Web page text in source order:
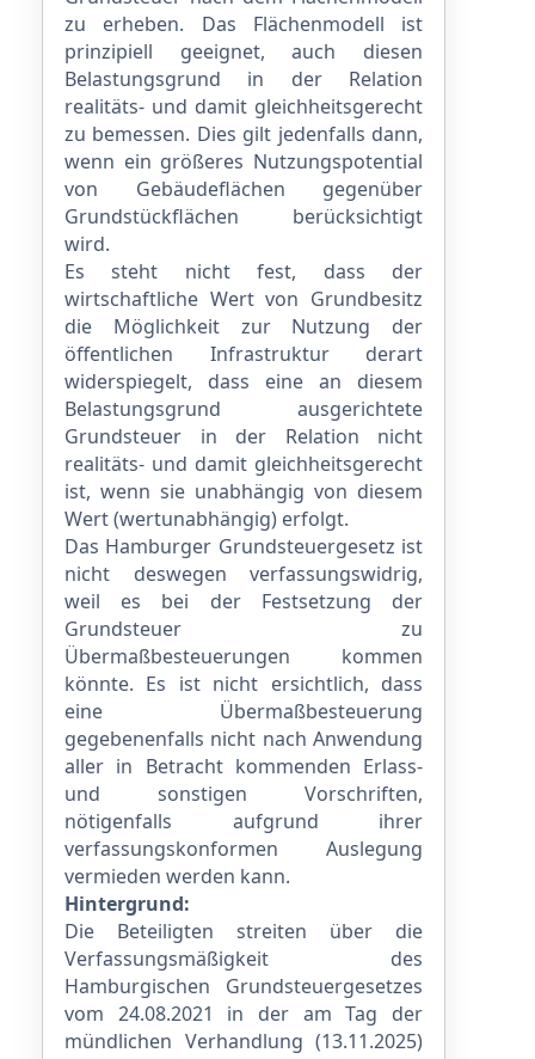
zu erheben. Das Flächenmodell ist
prinzipiell geeignet, auch diesen
Belastungsgrund in der Relation
realitäts- und damit gleichheitsgerecht
zu be­messen. Dies gilt jedenfalls dann,
wenn ein größeres Nutzungspotential
von Gebäudeflächen gegenüber
Grundstückflächen berücksichtigt
wird.
Es steht nicht fest, dass der
wirtschaftliche Wert von Grundbesitz
die Möglichkeit zur Nutzung der
öffentlichen Infrastruktur derart
widerspiegelt, dass eine an diesem
Belastungsgrund ausgerichtete
Grundsteuer in der Relation nicht
realitäts- und damit gleichheitsgerecht
ist, wenn sie unabhängig von diesem
Wert (wertunabhängig) erfolgt.
Das Hamburger Grundsteuergesetz ist
nicht deswegen verfassungswidrig,
weil es bei der Festsetzung der
Grundsteuer zu
Übermaßbesteuerungen kommen
könnte. Es ist nicht ersichtlich, dass
eine Übermaßbesteuerung
gegebenenfalls nicht nach Anwendung
aller in Betracht kommenden Erlass-
und sonstigen Vorschriften,
nötigenfalls aufgrund ihrer
verfassungskonformen Auslegung
vermieden werden kann.
Hintergrund:
Die Beteiligten streiten über die
Verfassungsmäßigkeit des
Hamburgischen Grundsteuergesetzes
vom 24.08.2021 in der am Tag der
mündlichen Verhandlung (13.11.2025)